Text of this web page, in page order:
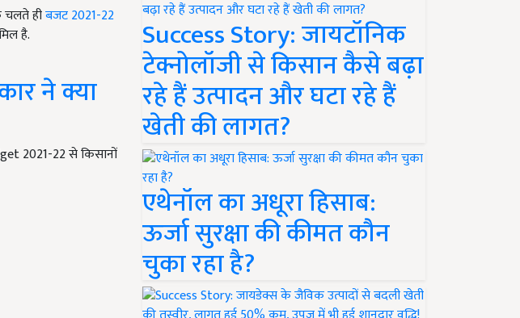
चलते हीबजट 2021-22
है.
ने क्या
2021-22 से किसानों
Success Story: जायटॉनिक
टेक्नोलॉजी से किसान कैसे बढ़ा
रहे हैं उत्पादन और घटा रहे हैं
खेती की लागत?
एथेनॉल का अधूरा हिसाब:
ऊर्जा सुरक्षा की कीमत कौन
चुका रहा है?